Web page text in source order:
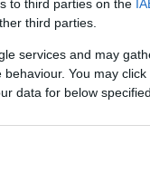
to third parties on the
third parties.
services and may
You may
data for below